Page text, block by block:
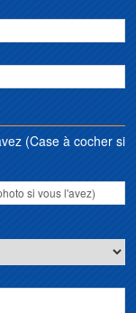
(Case à cocher si